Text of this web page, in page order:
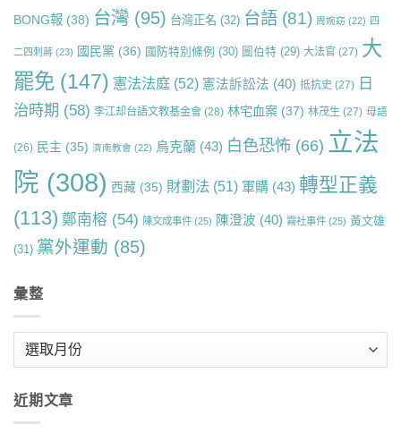
BONG報 (38) 台灣 (95) 台灣正名 (32) 台語 (81) 周婉窈 (22) 四
二四刺蔣 (23) 國民黨 (36) 國防特別條例 (30) 圖伯特 (29) 大法官 (27) 大
罷免 (147) 憲法法庭 (52) 憲法訴訟法 (40) 抵抗史 (27) 日
治時期 (58) 李江却台語文教基金會 (28) 林宅血案 (37) 林茂生 (27) 母語
(26) 民主 (35) 濟南教會 (22) 烏克蘭 (43) 白色恐怖 (66) 立法
院 (308) 西藏 (35) 財劃法 (51) 軍購 (43) 轉型正義
(113) 鄭南榕 (54) 陳文成事件 (25) 陳澄波 (40) 霧社事件 (25) 黃文雄
(31) 黨外運動 (85)
彙整
近期文章